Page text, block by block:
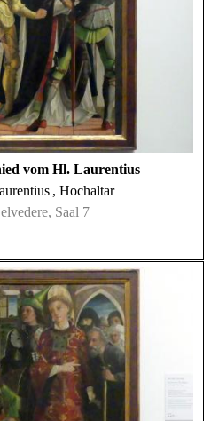
vom Hl. Laurentius
, Hochaltar
Saal 7